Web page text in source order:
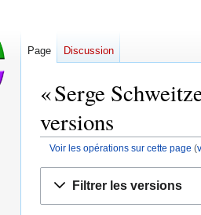
« Serge
versions
Voir les opérations sur cette page (
Filtrer les versions
Page Discussion